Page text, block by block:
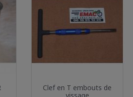
Clef en T embouts de